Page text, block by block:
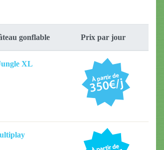
gonflable Prix par jour
XL